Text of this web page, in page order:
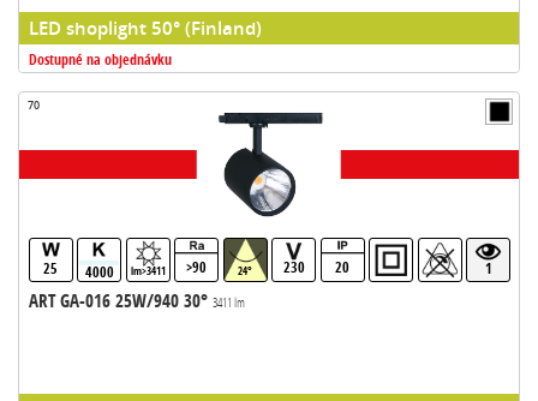
LED shoplight 50° (Finland)
Dostupné na objednávku
70
25 4000 lm>3411 >90 24° 230 20 1
ART GA-016 25W/940 30° 3411 lm